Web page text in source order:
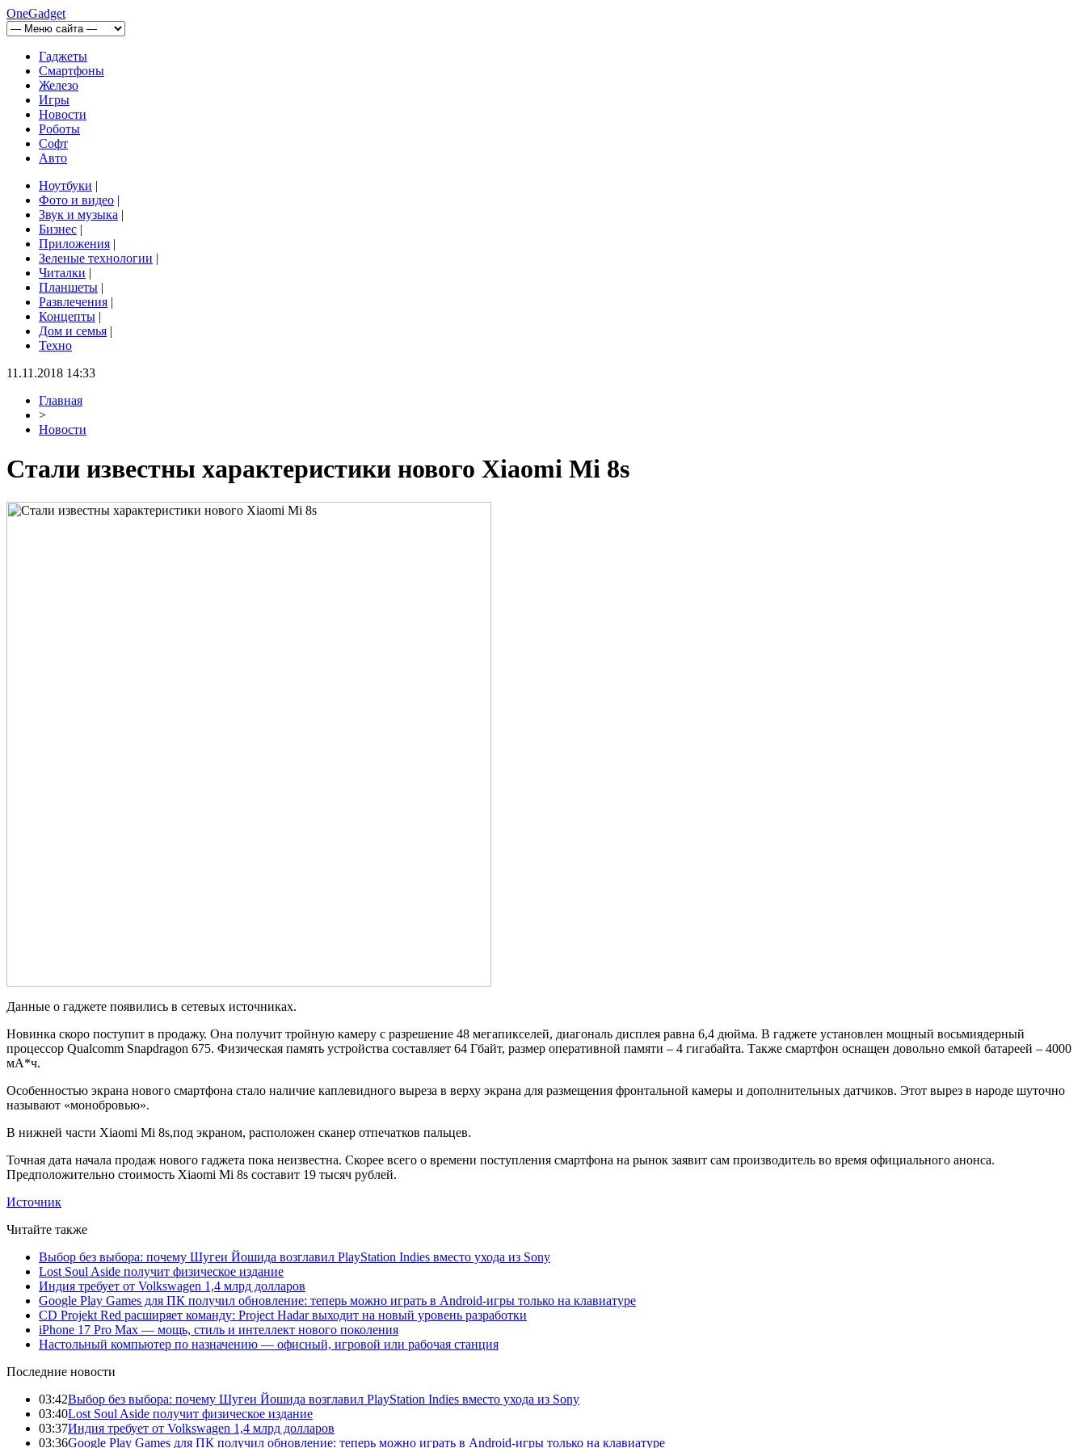
OneGadget
Гаджеты
Смартфоны
Железо
Игры
Новости
Роботы
Софт
Авто
Ноутбуки |
Фото и видео |
Звук и музыка |
Бизнес |
Приложения |
Зеленые технологии |
Читалки |
Планшеты |
Развлечения |
Концепты |
Дом и семья |
Техно
11.11.2018 14:33
Главная
>
Новости
Стали известны характеристики нового Xiaomi Mi 8s
Данные о гаджете появились в сетевых источниках.
Новинка скоро поступит в продажу. Она получит тройную камеру с разрешение 48 мегапикселей, диагональ дисплея равна 6,4 дюйма. В гаджете установлен мощный восьмиядерный
процессор Qualcomm Snapdragon 675. Физическая память устройства составляет 64 Гбайт, размер оперативной памяти – 4 гигабайта. Также смартфон оснащен довольно емкой батареей – 4000
мА*ч.
Особенностью экрана нового смартфона стало наличие каплевидного выреза в верху экрана для размещения фронтальной камеры и дополнительных датчиков. Этот вырез в народе шуточно
называют «монобровью».
В нижней части Xiaomi Mi 8s,под экраном, расположен сканер отпечатков пальцев.
Точная дата начала продаж нового гаджета пока неизвестна. Скорее всего о времени поступления смартфона на рынок заявит сам производитель во время официального анонса.
Предположительно стоимость Xiaomi Mi 8s составит 19 тысяч рублей.
Источник
Читайте также
Выбор без выбора: почему Шугеи Йошида возглавил PlayStation Indies вместо ухода из Sony
Lost Soul Aside получит физическое издание
Индия требует от Volkswagen 1,4 млрд долларов
Google Play Games для ПК получил обновление: теперь можно играть в Android-игры только на клавиатуре
CD Projekt Red расширяет команду: Project Hadar выходит на новый уровень разработки
iPhone 17 Pro Max — мощь, стиль и интеллект нового поколения
Настольный компьютер по назначению — офисный, игровой или рабочая станция
Последние новости
03:42Выбор без выбора: почему Шугеи Йошида возглавил PlayStation Indies вместо ухода из Sony
03:40Lost Soul Aside получит физическое издание
03:37Индия требует от Volkswagen 1,4 млрд долларов
03:36Google Play Games для ПК получил обновление: теперь можно играть в Android-игры только на клавиатуре